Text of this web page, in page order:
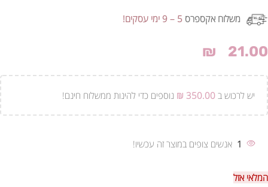
משלוח אקספרס 5 – 9 ימי עסקים!
₪ 21.00
יש לרכוש ב ₪ 350.00 נוספים כדי להינות ממשלוח חינם!
1 אנשים צופים במוצר זה עכשיו!
המלאי אזל